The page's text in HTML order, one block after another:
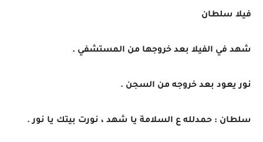
فيلا سلطان
شهد في الفيلا بعد خروجها من المستشفي .
نور يعود بعد خروجه من السجن .
سلطان : حمدلله ع السلامة يا شهد ، نورت بيتك يا نور .